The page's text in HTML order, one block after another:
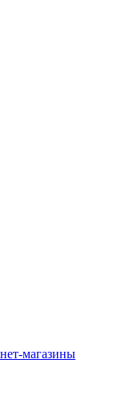
магазины